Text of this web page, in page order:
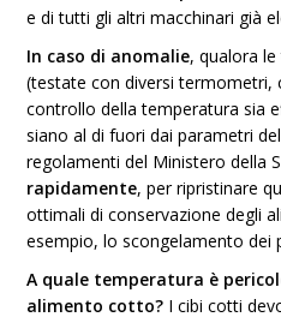
e di tutti gli altri macchinari già
In caso di anomalie, qualora
(testate con diversi termometri,
controllo della temperatura sia
siano al di fuori dai parametri
regolamenti del Ministero della
rapidamente, per ripristinare
ottimali di conservazione degli
esempio, lo scongelamento dei
A quale temperatura è
alimento cotto? I cibi cotti